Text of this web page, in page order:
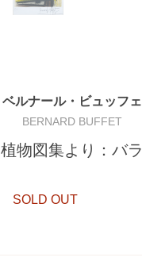
ベルナール・ビュッフェ
BERNARD BUFFET
植物図集より：バラ
SOLD OUT